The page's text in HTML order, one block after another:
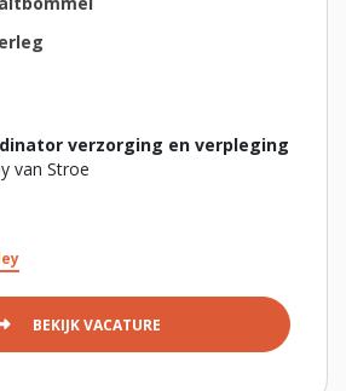
verzorging en verpleging
van Stroe
BEKIJK VACATURE